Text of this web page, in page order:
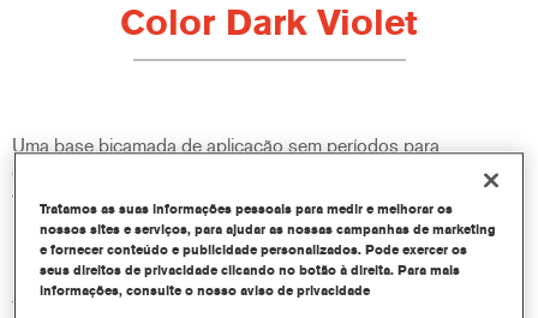
Color Dark Violet
Uma base bicamada de aplicação sem períodos para
evaporação, fácil de usar, de excelentes desempenho de cor,
flexibilidade e valor. Boa opacidade, técnica de disfarce
melhorada e excelente controlo de manchas tornam todos as
repinturas mais fáceis e rápidas. Proporciona também acesso a
uma biblioteca constantemente atualizada de mais de 100.000
fórmulas de cores sólidas, metálicas e nacaradas. E as
Tratamos as suas informações pessoais para medir e melhorar os
nossos sites e serviços, para ajudar as nossas campanhas de marketing
e fornecer conteúdo e publicidade personalizados. Pode exercer os
seus direitos de privacidade clicando no botão à direita. Para mais
informações, consulte o nosso aviso de privacidade